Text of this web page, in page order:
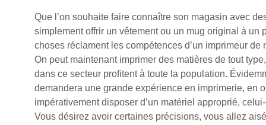
Que l’on souhaite faire connaître son magasin avec
simplement offrir un vêtement ou un mug original à un
choses réclament les compétences d’un imprimeur de
On peut maintenant imprimer des matières de tout
dans ce secteur profitent à toute la population.
demandera une grande expérience en imprimerie, en
impérativement disposer d’un matériel approprié,
Vous désirez avoir certaines précisions, vous allez